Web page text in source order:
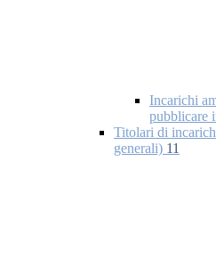
Incarichi
pubblicare
Titolari di
generali) 11